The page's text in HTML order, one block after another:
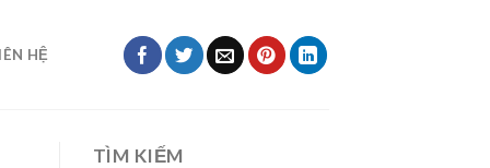
HỆ
TÌM KIẾM